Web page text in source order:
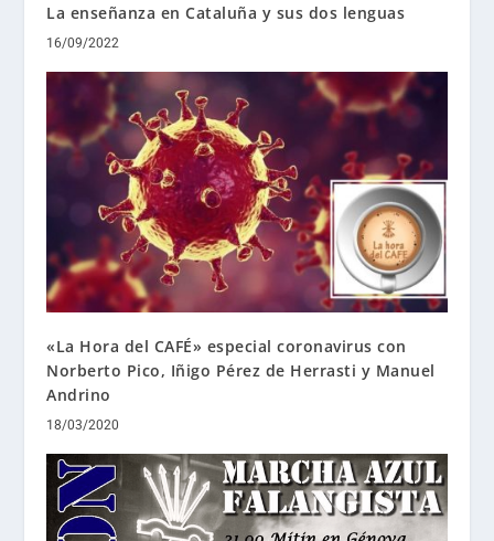
La enseñanza en Cataluña y sus dos lenguas
16/09/2022
«La Hora del CAFÉ» especial coronavirus con
Norberto Pico, Iñigo Pérez de Herrasti y Manuel
Andrino
18/03/2020